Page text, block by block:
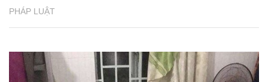
PHÁP LUẬT